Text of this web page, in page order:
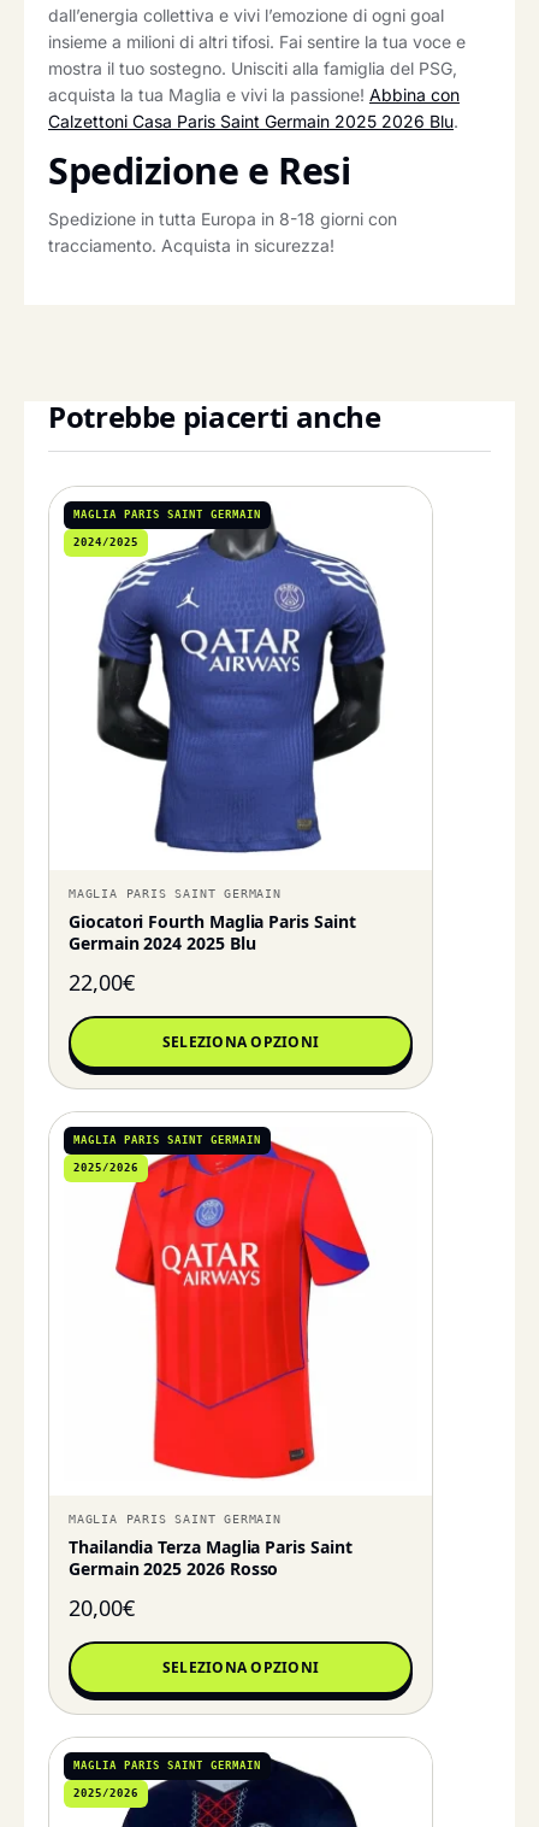
dall’energia collettiva e vivi l’emozione di ogni goal
insieme a milioni di altri tifosi. Fai sentire la tua voce e
mostra il tuo sostegno. Unisciti alla famiglia del PSG,
acquista la tua Maglia e vivi la passione! Abbina con
Calzettoni Casa Paris Saint Germain 2025 2026 Blu.
Spedizione e Resi
Spedizione in tutta Europa in 8-18 giorni con
tracciamento. Acquista in sicurezza!
Potrebbe piacerti anche
MAGLIA PARIS SAINT GERMAIN
2024/2025
MAGLIA PARIS SAINT GERMAIN
Giocatori Fourth Maglia Paris Saint
Germain 2024 2025 Blu
22,00€
SELEZIONA OPZIONI
MAGLIA PARIS SAINT GERMAIN
2025/2026
MAGLIA PARIS SAINT GERMAIN
Thailandia Terza Maglia Paris Saint
Germain 2025 2026 Rosso
20,00€
SELEZIONA OPZIONI
MAGLIA PARIS SAINT GERMAIN
2025/2026